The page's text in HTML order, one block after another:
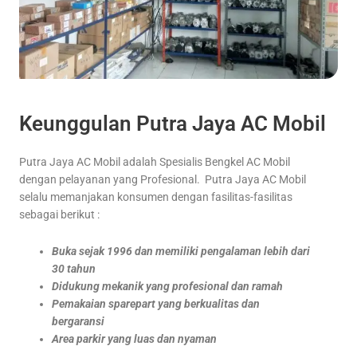
Keunggulan Putra Jaya AC Mobil
Putra Jaya AC Mobil adalah Spesialis Bengkel AC Mobil
dengan pelayanan yang Profesional. Putra Jaya AC Mobil
selalu memanjakan konsumen dengan fasilitas-fasilitas
sebagai berikut :
Buka sejak 1996 dan memiliki pengalaman lebih dari
30 tahun
Didukung mekanik yang profesional dan ramah
Pemakaian sparepart yang berkualitas dan
bergaransi
Area parkir yang luas dan nyaman